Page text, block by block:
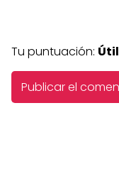
Tu puntuación: Útil